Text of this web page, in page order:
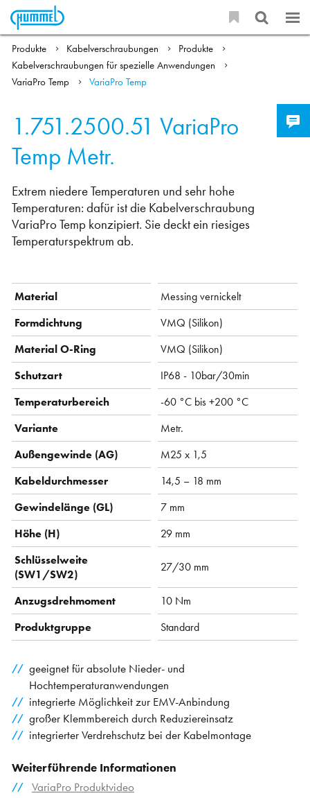
Produkte Kabelverschraubungen
Produkte
Kabelverschraubungen für spezielle Anwendungen
VariaPro Temp
VariaPro Temp
1.751.2500.51VariaPro
Temp Metr.
Extrem niedere Temperaturen und sehr hohe
Temperaturen: dafür ist die Kabelverschraubung
VariaPro Temp konzipiert. Sie deckt ein riesiges
Temperaturspektrum ab.
Material
Messing vernickelt
Formdichtung
VMQ (Silikon)
Material O-Ring
VMQ (Silikon)
Schutzart
IP68 - 10bar/30min
Temperaturbereich
-60 °C bis +200 °C
Variante
Metr.
Außengewinde (AG)
M25 x 1,5
Kabeldurchmesser
14,5 – 18 mm
Gewindelänge (GL)
7 mm
Höhe (H)
29 mm
Schlüsselweite
(SW1/SW2)
27/30 mm
Anzugsdrehmoment
10 Nm
Produktgruppe
Standard
geeignet für absolute Nieder- und
Hochtemperaturanwendungen
integrierte Möglichkeit zur EMV-Anbindung
großer Klemmbereich durch Reduziereinsatz
integrierter Verdrehschutz bei der Kabelmontage
Weiterführende Informationen
VariaPro Produktvideo